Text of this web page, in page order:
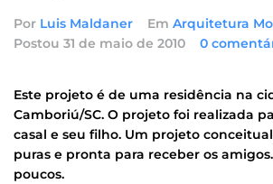
Por Luis Maldaner Em Arquitetura
Postou 31 de maio de 2010 0
Este projeto é de uma residência na
Camboriú/SC. O projeto foi realizada
casal e seu filho. Um projeto
puras e pronta para receber os
poucos.